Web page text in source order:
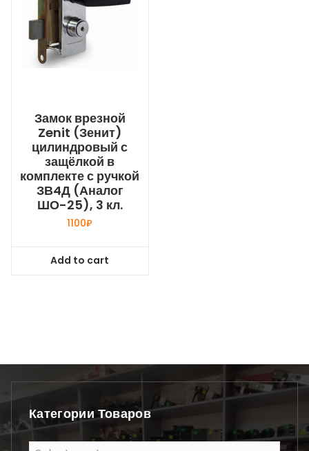
Замок врезной
Zenit (Зенит)
цилиндровый с
защёлкой в
комплекте с ручкой
ЗВ4Д (Аналог
ШО-25), 3 кл.
1100₽
Add to cart
Категории Товаров